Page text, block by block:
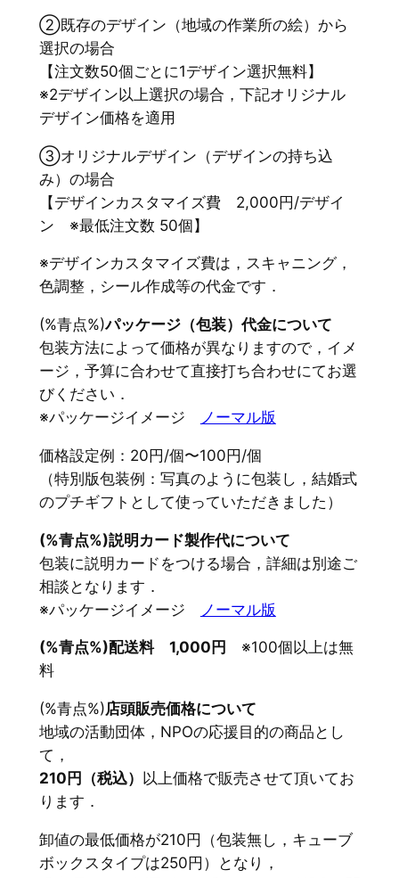
②既存のデザイン（地域の作業所の絵）から
選択の場合
【注文数50個ごとに1デザイン選択無料】
※2デザイン以上選択の場合，下記オリジナル
デザイン価格を適用
③オリジナルデザイン（デザインの持ち込
み）の場合
【デザインカスタマイズ費 2,000円/デザイ
ン ※最低注文数 50個】
※デザインカスタマイズ費は，スキャニング，
色調整，シール作成等の代金です．
(%青点%)パッケージ（包装）代金について
包装方法によって価格が異なりますので，イメ
ージ，予算に合わせて直接打ち合わせにてお選
びください．
※パッケージイメージ
ノーマル版
価格設定例：20円/個〜100円/個
（特別版包装例：写真のように包装し，結婚式
のプチギフトとして使っていただきました）
(%青点%)説明カード製作代について
包装に説明カードをつける場合，詳細は別途ご
相談となります．
※パッケージイメージ
ノーマル版
(%青点%)配送料 1,000円
※100個以上は無
料
(%青点%)店頭販売価格について
地域の活動団体，NPOの応援目的の商品とし
て，
210円（税込） 以上価格で販売させて頂いてお
ります．
卸値の最低価格が210円（包装無し，キューブ
ボックスタイプは250円）となり，